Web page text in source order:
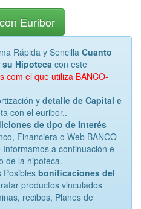
Euribor
Rápida y Sencilla Cuanto
su Hipoteca con este
com el que utiliza BANCO-
y detalle de Capital e
con el euribor..
de tipo de Interés
Financiera o Web BANCO-
Informamos a continuación e
de la hipoteca.
Posibles bonificaciones del
productos vinculados
recibos, Planes de